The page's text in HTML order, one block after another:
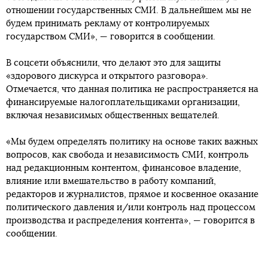
отношении государственных СМИ. В дальнейшем мы не
будем принимать рекламу от контролируемых
государством СМИ», — говорится в сообщении.
В соцсети объяснили, что делают это для защиты
«здорового дискурса и открытого разговора».
Отмечается, что данная политика не распространяется на
финансируемые налогоплательщиками организации,
включая независимых общественных вещателей.
«Мы будем определять политику на основе таких важных
вопросов, как свобода и независимость СМИ, контроль
над редакционным контентом, финансовое владение,
влияние или вмешательство в работу компаний,
редакторов и журналистов, прямое и косвенное оказание
политического давления и/или контроль над процессом
производства и распределения контента», — говорится в
сообщении.